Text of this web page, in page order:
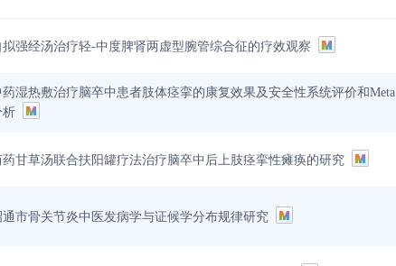
拟强经汤治疗轻-中度脾肾两虚型腕管综合征的疗效观察
药湿热敷治疗脑卒中患者肢体痉挛的康复效果及安全性系统评价和Meta
析
药甘草汤联合扶阳罐疗法治疗脑卒中后上肢痉挛性瘫痪的研究
通市骨关节炎中医发病学与证候学分布规律研究